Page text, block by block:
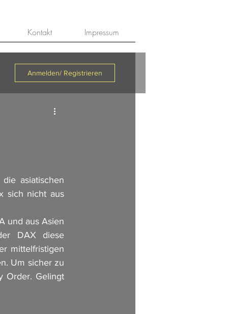
Kontakt Impressum
Anmelden/ Registrieren
asiatischen
sich nicht aus
und aus Asien
DAX diese
mittelfristigen
Um sicher zu
Order. Gelingt